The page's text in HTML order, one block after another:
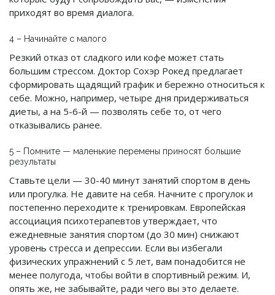
приходят во время диалога.
4 – Начинайте с малого
Резкий отказ от сладкого или кофе может стать
большим стрессом. Доктор Сохэр Рокед предлагает
сформировать щадящий график и бережно относиться к
себе. Можно, например, четыре дня придерживаться
диеты, а на 5-6-й — позволять себе то, от чего
отказывались ранее.
5 – Помните — маленькие перемены приносят большие
результаты
Ставьте цели — 30-40 минут занятий спортом в день
или прогулка. Не давите на себя. Начните с прогулок и
постепенно переходите к тренировкам. Европейская
ассоциация психотерапевтов утверждает, что
ежедневные занятия спортом (до 30 мин) снижают
уровень стресса и депрессии. Если вы избегали
физических упражнений с 5 лет, вам понадобится не
менее полугода, чтобы войти в спортивный режим. И,
опять же, не забывайте, ради чего вы это делаете.